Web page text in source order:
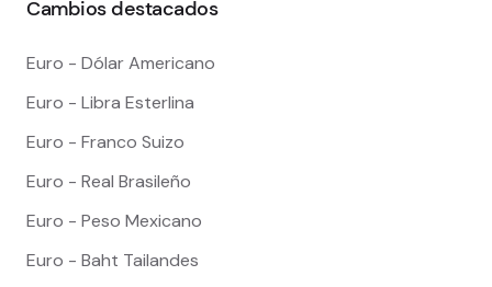
Cambios destacados
Euro - Dólar Americano
Euro - Libra Esterlina
Euro - Franco Suizo
Euro - Real Brasileño
Euro - Peso Mexicano
Euro - Baht Tailandes